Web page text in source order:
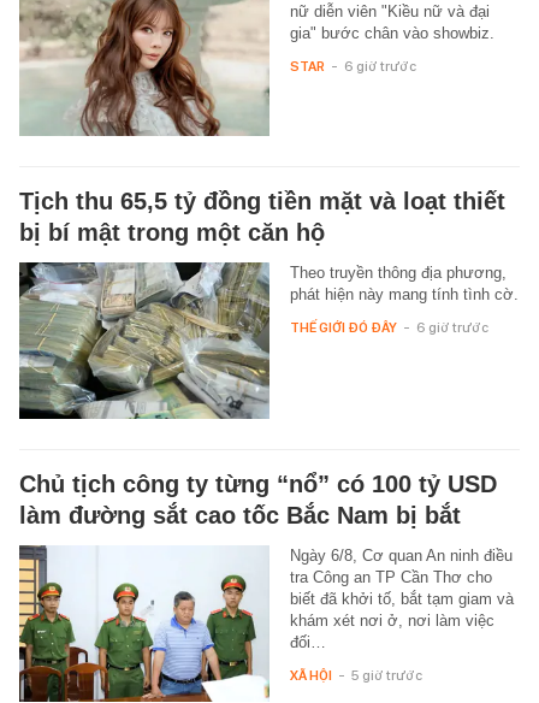
nữ diễn viên "Kiều nữ và đại
gia" bước chân vào showbiz.
STAR - 6 giờ trước
Tịch thu 65,5 tỷ đồng tiền mặt và loạt thiết
bị bí mật trong một căn hộ
Theo truyền thông địa phương,
phát hiện này mang tính tình cờ.
THẾ GIỚI ĐÓ ĐÂY - 6 giờ trước
Chủ tịch công ty từng “nổ” có 100 tỷ USD
làm đường sắt cao tốc Bắc Nam bị bắt
Ngày 6/8, Cơ quan An ninh điều
tra Công an TP Cần Thơ cho
biết đã khởi tố, bắt tạm giam và
khám xét nơi ở, nơi làm việc
đối…
XÃ HỘI - 5 giờ trước